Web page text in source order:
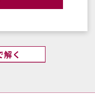
く